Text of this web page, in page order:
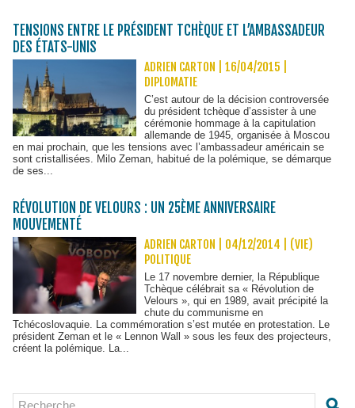
TENSIONS ENTRE LE PRÉSIDENT TCHÈQUE ET L’AMBASSADEUR
DES ÉTATS-UNIS
ADRIEN CARTON | 16/04/2015
DIPLOMATIE
C’est autour de la décision controversée
du président tchèque d’assister à une
cérémonie hommage à la capitulation
allemande de 1945, organisée à Moscou
en mai prochain, que les tensions avec l’ambassadeur américain se
sont cristallisées. Milo Zeman, habitué de la polémique, se démarque
de ses...
RÉVOLUTION DE VELOURS : UN 25ÈME ANNIVERSAIRE
MOUVEMENTÉ
ADRIEN CARTON | 04/12/2014
(VIE)
POLITIQUE
Le 17 novembre dernier, la République
Tchèque célébrait sa « Révolution de
Velours », qui en 1989, avait précipité la
chute du communisme en
Tchécoslovaquie. La commémoration s’est mutée en protestation. Le
président Zeman et le « Lennon Wall » sous les feux des projecteurs,
créent la polémique. La...